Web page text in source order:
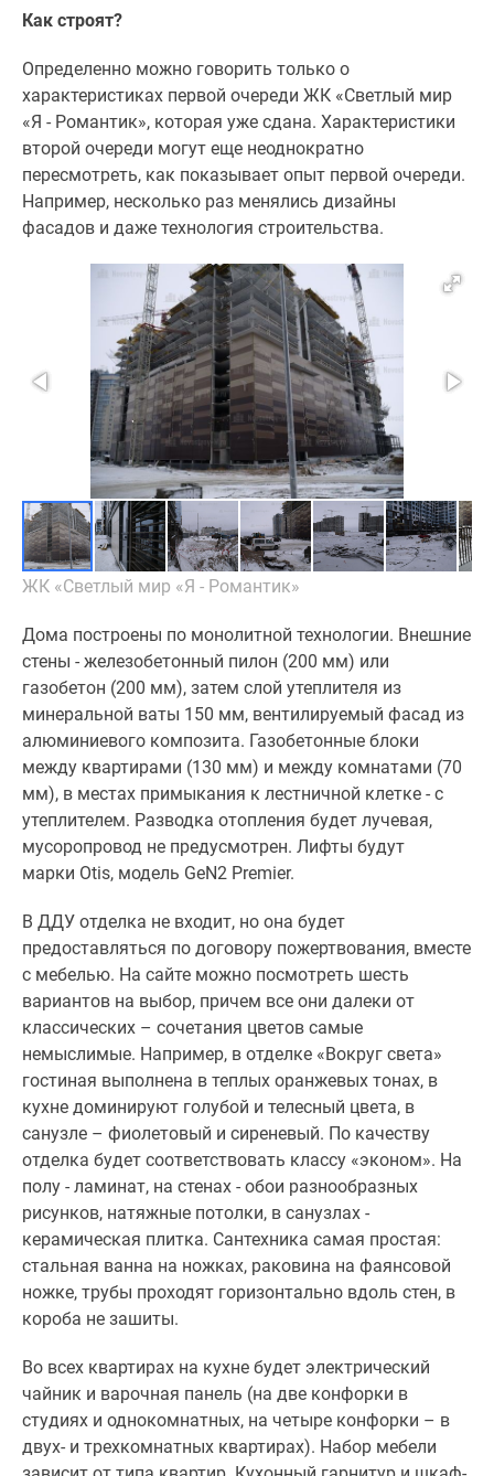
Как строят?
Определенно можно говорить только о
характеристиках первой очереди ЖК «Светлый мир
«Я - Романтик», которая уже сдана. Характеристики
второй очереди могут еще неоднократно
пересмотреть, как показывает опыт первой очереди.
Например, несколько раз менялись дизайны
фасадов и даже технология строительства.
ЖК «Светлый мир «Я - Романтик»
Дома построены по монолитной технологии. Внешние
стены - железобетонный пилон (200 мм) или
газобетон (200 мм), затем слой утеплителя из
минеральной ваты 150 мм, вентилируемый фасад из
алюминиевого композита. Газобетонные блоки
между квартирами (130 мм) и между комнатами (70
мм), в местах примыкания к лестничной клетке - с
утеплителем. Разводка отопления будет лучевая,
мусоропровод не предусмотрен. Лифты будут
марки Otis, модель GeN2 Premier.
В ДДУ отделка не входит, но она будет
предоставляться по договору пожертвования, вместе
с мебелью. На сайте можно посмотреть шесть
вариантов на выбор, причем все они далеки от
классических – сочетания цветов самые
немыслимые. Например, в отделке «Вокруг света»
гостиная выполнена в теплых оранжевых тонах, в
кухне доминируют голубой и телесный цвета, в
санузле – фиолетовый и сиреневый. По качеству
отделка будет соответствовать классу «эконом». На
полу - ламинат, на стенах - обои разнообразных
рисунков, натяжные потолки, в санузлах -
керамическая плитка. Сантехника самая простая:
стальная ванна на ножках, раковина на фаянсовой
ножке, трубы проходят горизонтально вдоль стен, в
короба не зашиты.
Во всех квартирах на кухне будет электрический
чайник и варочная панель (на две конфорки в
студиях и однокомнатных, на четыре конфорки – в
двух- и трехкомнатных квартирах). Набор мебели